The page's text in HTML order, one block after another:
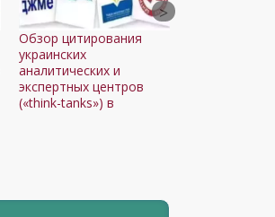
Обзор цитирования
украинских
аналитических и
экспертных центров
(«think-tanks») в